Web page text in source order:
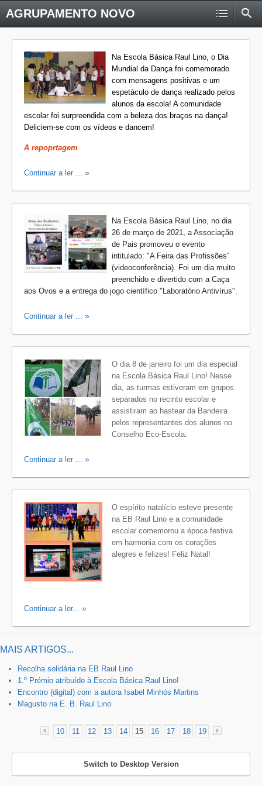
AGRUPAMENTO NOVO
Na Escola Básica Raul Lino, o Dia
Mundial da Dança foi comemorado
com mensagens positivas e um
espetáculo de dança realizado pelos
alunos da escola! A comunidade
escolar foi surpreendida com a beleza dos braços na dança!
Deliciem-se com os vídeos e dancem!
A repoprtagem
Continuar a ler ...
Na Escola Básica Raul Lino, no dia
26 de março de 2021, a Associação
de Pais promoveu o evento
intitulado: "A Feira das Profissões"
(videoconferência). Foi um dia muito
preenchido e divertido com a Caça
aos Ovos e a entrega do jogo científico "Laboratório Antivírus".
Continuar a ler ...
O dia 8 de janeiro foi um dia especial
na Escola Básica Raul Lino! Nesse
dia, as turmas estiveram em grupos
separados no recinto escolar e
assistiram ao hastear da Bandeira
pelos representantes dos alunos no
Conselho Eco-Escola.
Continuar a ler ...
O espírito natalício esteve presente
na EB Raul Lino e a comunidade
escolar comemorou a época festiva
em harmonia com os corações
alegres e felizes! Feliz Natal!
Continuar a ler...
MAIS ARTIGOS...
Recolha solidária na EB Raul Lino
1.º Prémio atribuído à Escola Básica Raul Lino!
Encontro (digital) com a autora Isabel Minhós Martins
Magusto na E. B. Raul Lino
«
10 11 12 13 14 15 16 17 18 19
Switch to Desktop Version